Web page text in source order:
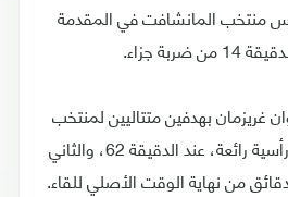
منتخب المانشافت في المقدمة
جزاء.
غريزمان بهدفين متتاليين لمنتخب
الديوك، الأول بتسديدة رأسية رائعة، عند الدقيقة 62، والثاني